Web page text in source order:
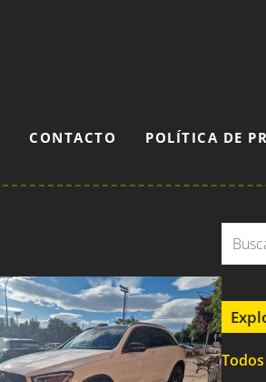
CONTACTO POLÍTICA DE
Todos